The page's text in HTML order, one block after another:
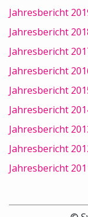
Jahresbericht
Jahresbericht
Jahresbericht
Jahresbericht
Jahresbericht
Jahresbericht
Jahresbericht
Jahresbericht
Jahresbericht